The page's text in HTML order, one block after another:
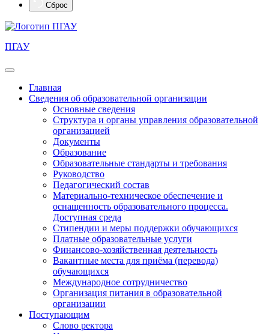
Сброс
ПГАУ
Главная
Сведения об образовательной организации
Основные сведения
Структура и органы управления образовательной
организацией
Документы
Образование
Образовательные стандарты и требования
Руководство
Педагогический состав
Материально-техническое обеспечение и
оснащенность образовательного процесса.
Доступная среда
Стипендии и меры поддержки обучающихся
Платные образовательные услуги
Финансово-хозяйственная деятельность
Вакантные места для приёма (перевода)
обучающихся
Международное сотрудничество
Организация питания в образовательной
организации
Поступающим
Слово ректора